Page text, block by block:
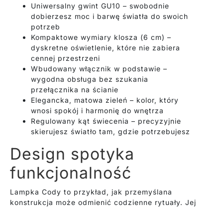
Uniwersalny gwint GU10 – swobodnie
dobierzesz moc i barwę światła do swoich
potrzeb
Kompaktowe wymiary klosza (6 cm) –
dyskretne oświetlenie, które nie zabiera
cennej przestrzeni
Wbudowany włącznik w podstawie –
wygodna obsługa bez szukania
przełącznika na ścianie
Elegancka, matowa zieleń – kolor, który
wnosi spokój i harmonię do wnętrza
Regulowany kąt świecenia – precyzyjnie
skierujesz światło tam, gdzie potrzebujesz
Design spotyka
funkcjonalność
Lampka Cody to przykład, jak przemyślana
konstrukcja może odmienić codzienne rytuały. Jej